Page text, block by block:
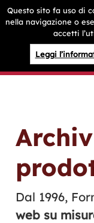
Questo sito fa uso di
nella navigazione o
accetti
Leggi
Dal 1996,
web su